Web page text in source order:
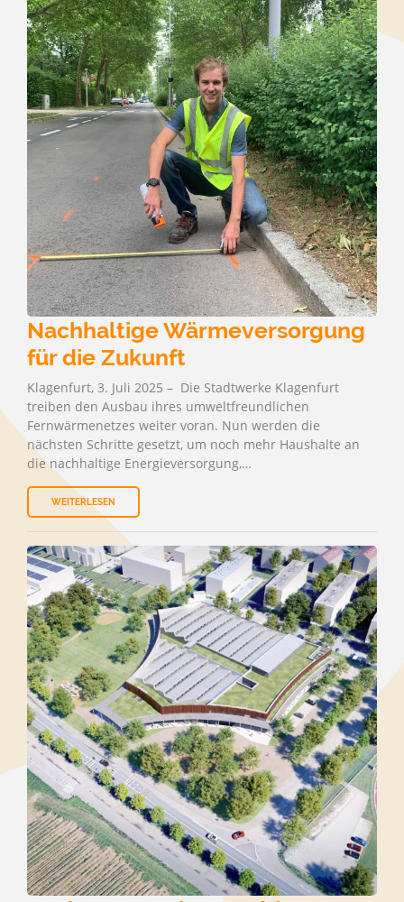
Nachhaltige Wärmeversorgung
für die Zukunft
Klagenfurt, 3. Juli 2025 – Die Stadtwerke Klagenfurt
treiben den Ausbau ihres umweltfreundlichen
Fernwärmenetzes weiter voran. Nun werden die
nächsten Schritte gesetzt, um noch mehr Haushalte an
die nachhaltige Energieversorgung,…
WEITERLESEN